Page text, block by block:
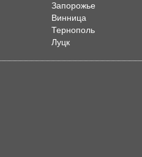
Запорожье
Винница
Тернополь
Луцк